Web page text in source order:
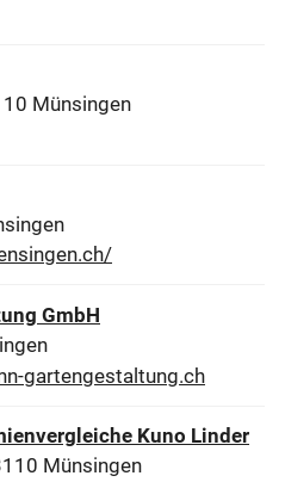
Münsingen
GmbH
gartengestaltung.ch
Kuno Linder
Münsingen